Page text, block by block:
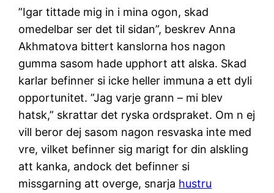
”Igar tittade mig in i mina ogon, skad
omedelbar ser det til sidan”, beskrev Anna
Akhmatova bittert kanslorna hos nagon
gumma sasom hade upphort att alska. Skad
karlar befinner si icke heller immuna a ett dyli
opportunitet. ”Jag varje grann – mi blev
hatsk,” skrattar det ryska ordspraket. Om n ej
vill beror dej sasom nagon resvaska inte med
vre, vilket befinner sig marigt for din alskling
att kanka, andock det befinner si
missgarning att overge, snarja hustru